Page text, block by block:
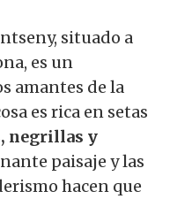
situado a
​​es un
amantes de la
es rica en setas
negrillas y
paisaje y las
hacen que